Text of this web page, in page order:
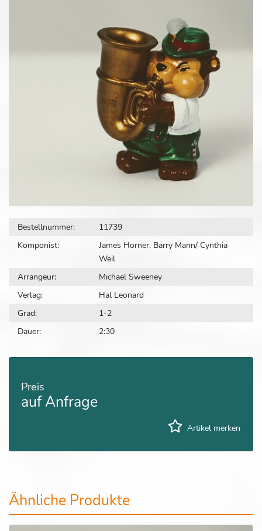
Bestellnummer:
11739
Komponist:
James Horner, Barry Mann/ Cynthia
Weil
Arrangeur:
Michael Sweeney
Verlag:
Hal Leonard
Grad:
1-2
Dauer:
2:30
Preis
auf Anfrage
Artikel merken
Ähnliche Produkte